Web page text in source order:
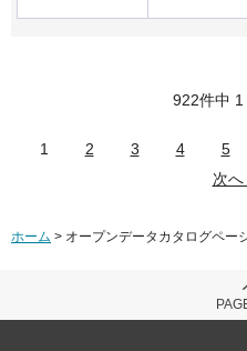
922件中
1 2 3 4 5
次へ
ホーム > オープンデータカタログペー